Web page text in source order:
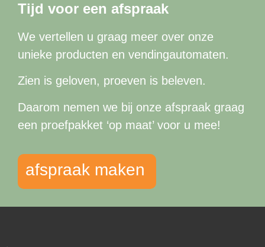
Tijd voor een afspraak
We vertellen u graag meer over onze
unieke producten en vendingautomaten.
Zien is geloven, proeven is beleven.
Daarom nemen we bij onze afspraak graag
een proefpakket ‘op maat’ voor u mee!
afspraak maken